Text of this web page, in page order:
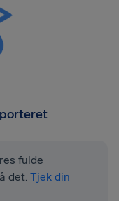
fulde
det. Tjek din